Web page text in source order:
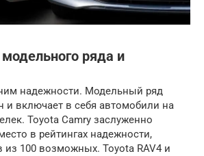
ряда и
надежности. Модельный ряд
и включает в себя автомобили на
Toyota Camry заслуженно
в рейтингах надежности,
из 100 возможных. Toyota RAV4 и